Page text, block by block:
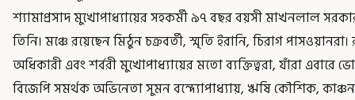
শ্যামাপ্রসাদ মুখোপাধ্যায়ের সহকর্মী ৯৭ বছর বয়সী মাখনলাল
তিনি। মঞ্চে রয়েছেন মিঠুন চক্রবর্তী, স্মৃতি ইরানি, চিরাগ
অধিকারী এবং শর্বরী মুখোপাধ্যায়ের মতো ব্যক্তিত্বরা, যাঁরা এবারে
বিজেপি সমর্থক অভিনেতা সুমন বন্দ্যোপাধ্যায়, ঋষি কৌশিক,